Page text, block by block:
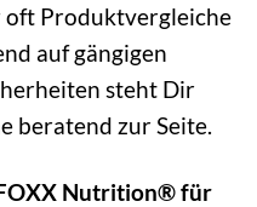
Produktvergleiche
auf gängigen
steht Dir
beratend zur Seite.
Nutrition® für